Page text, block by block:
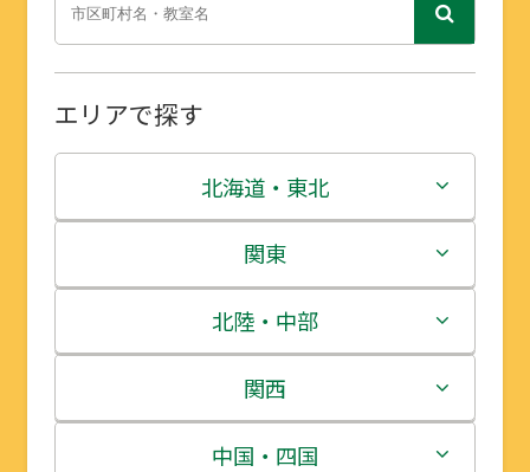
エリアで探す
北海道・東北
北海道
青森県
岩手県
宮城県
関東
茨城県
栃木県
群馬県
北陸・中部
新潟県
富山県
関西
三重県
中国・四国